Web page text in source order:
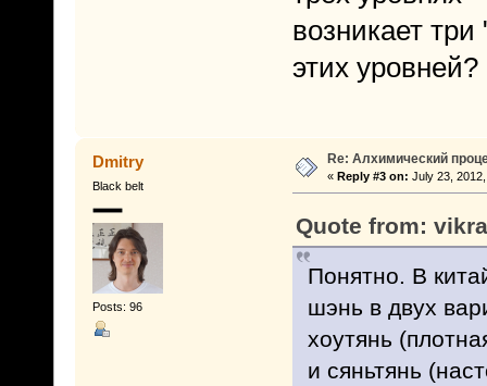
возникает
этих уровней?
Dmitry
Black belt
Posts: 96
Re: Алхимический
« Reply #3 on: July 23,
Quote from:
Понятно. В
шэнь в двух
хоутянь
и сяньтянь